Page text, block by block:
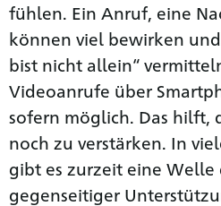
fühlen. Ein Anruf, eine
können viel bewirken
bist nicht allein“
Videoanrufe über
sofern möglich. Das hilft,
noch zu verstärken. In
gibt es zurzeit eine
gegenseitiger